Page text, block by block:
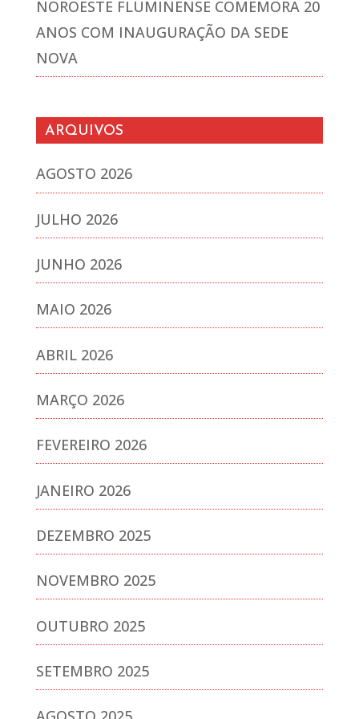
NOROESTE FLUMINENSE COMEMORA 20
ANOS COM INAUGURAÇÃO DA SEDE
NOVA
ARQUIVOS
AGOSTO 2026
JULHO 2026
JUNHO 2026
MAIO 2026
ABRIL 2026
MARÇO 2026
FEVEREIRO 2026
JANEIRO 2026
DEZEMBRO 2025
NOVEMBRO 2025
OUTUBRO 2025
SETEMBRO 2025